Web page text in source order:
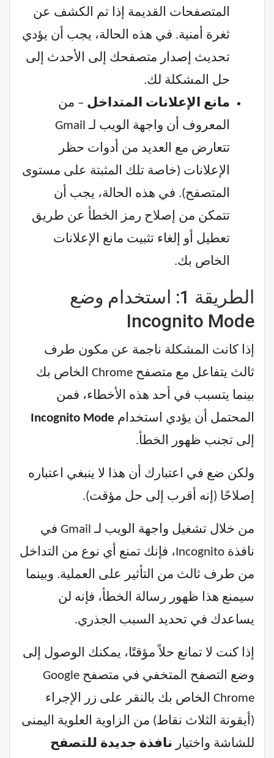
المتصفحات القديمة إذا تم الكشف عن
ثغرة أمنية. في هذه الحالة، يجب أن يؤدي
تحديث إصدار متصفحك إلى الأحدث إلى
حل المشكلة لك.
مانع الإعلانات المتداخل – من
المعروف أن واجهة الويب لـ Gmail
تتعارض مع العديد من أدوات حظر
الإعلانات (خاصة تلك المثبتة على مستوى
المتصفح). في هذه الحالة، يجب أن
تتمكن من إصلاح رمز الخطأ عن طريق
تعطيل أو إلغاء تثبيت مانع الإعلانات
الخاص بك.
الطريقة 1: استخدام وضع
Incognito Mode
إذا كانت المشكلة ناجمة عن مكون طرف
ثالث يتفاعل مع متصفح Chrome الخاص بك
بينما يتسبب في أحد هذه الأخطاء، فمن
المحتمل أن يؤدي استخدام Incognito Mode
إلى تجنب ظهور الخطأ.
ولكن ضع في اعتبارك أن هذا لا ينبغي اعتباره
إصلاحًا (إنه أقرب إلى حل مؤقت).
من خلال تشغيل واجهة الويب لـ Gmail في
نافذة Incognito، فإنك تمنع أي نوع من التداخل
من طرف ثالث من التأثير على العملية. وبينما
سيمنع هذا ظهور رسالة الخطأ، فإنه لن
يساعدك في تحديد السبب الجذري.
إذا كنت لا تمانع حلاً مؤقتًا، يمكنك الوصول إلى
وضع التصفح المتخفي في متصفح Google
Chrome الخاص بك بالنقر على زر الإجراء
(أيقونة الثلاث نقاط) من الزاوية العلوية اليمنى
للشاشة واختيار نافذة جديدة للتصفح